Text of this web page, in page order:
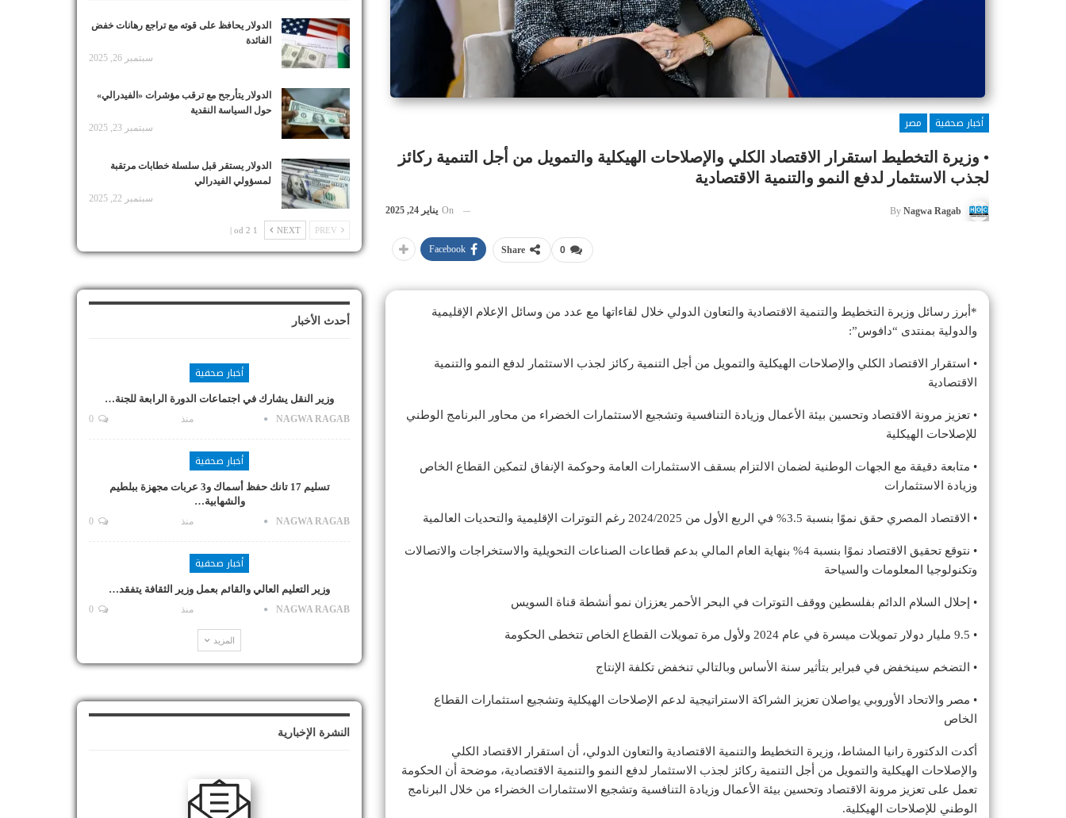
أخبار صحفية
مصر
• وزيرة التخطيط استقرار الاقتصاد الكلي والإصلاحات الهيكلية والتمويل من أجل التنمية ركائز
لجذب الاستثمار لدفع النمو والتنمية الاقتصادية
By Nagwa Ragab
On يناير 24, 2025
0
Share
Facebook
*أبرز رسائل وزيرة التخطيط والتنمية الاقتصادية والتعاون الدولي خلال لقاءاتها مع عدد من وسائل الإعلام الإقليمية
والدولية بمنتدى “دافوس”:
• استقرار الاقتصاد الكلي والإصلاحات الهيكلية والتمويل من أجل التنمية ركائز لجذب الاستثمار لدفع النمو والتنمية
الاقتصادية
• تعزيز مرونة الاقتصاد وتحسين بيئة الأعمال وزيادة التنافسية وتشجيع الاستثمارات الخضراء من محاور البرنامج الوطني
للإصلاحات الهيكلية
• متابعة دقيقة مع الجهات الوطنية لضمان الالتزام بسقف الاستثمارات العامة وحوكمة الإنفاق لتمكين القطاع الخاص
وزيادة الاستثمارات
• الاقتصاد المصري حقق نموًا بنسبة 3.5% في الربع الأول من 2024/2025 رغم التوترات الإقليمية والتحديات العالمية
• نتوقع تحقيق الاقتصاد نموًا بنسبة 4% بنهاية العام المالي بدعم قطاعات الصناعات التحويلية والاستخراجات والاتصالات
وتكنولوجيا المعلومات والسياحة
• إحلال السلام الدائم بفلسطين ووقف التوترات في البحر الأحمر يعززان نمو أنشطة قناة السويس
• 9.5 مليار دولار تمويلات ميسرة في عام 2024 ولأول مرة تمويلات القطاع الخاص تتخطى الحكومة
• التضخم سينخفض في فبراير بتأثير سنة الأساس وبالتالي تنخفض تكلفة الإنتاج
• مصر والاتحاد الأوروبي يواصلان تعزيز الشراكة الاستراتيجية لدعم الإصلاحات الهيكلية وتشجيع استثمارات القطاع
الخاص
أكدت الدكتورة رانيا المشاط، وزيرة التخطيط والتنمية الاقتصادية والتعاون الدولي، أن استقرار الاقتصاد الكلي
والإصلاحات الهيكلية والتمويل من أجل التنمية ركائز لجذب الاستثمار لدفع النمو والتنمية الاقتصادية، موضحة أن الحكومة
تعمل على تعزيز مرونة الاقتصاد وتحسين بيئة الأعمال وزيادة التنافسية وتشجيع الاستثمارات الخضراء من خلال البرنامج
الوطني للإصلاحات الهيكلية.
الدولار يحافظ على قوته مع تراجع رهانات خفض
الفائدة
سبتمبر 26, 2025
الدولار يتأرجح مع ترقب مؤشرات «الفيدرالي»
حول السياسة النقدية
سبتمبر 23, 2025
الدولار يستقر قبل سلسلة خطابات مرتقبة
لمسؤولي الفيدرالي
سبتمبر 22, 2025
NEXT
1 od 2 |
أحدث الأخبار
أخبار صحفية
وزير النقل يشارك في اجتماعات الدورة الرابعة للجنة…
NAGWA RAGAB منذ
أخبار صحفية
تسليم 17 تانك حفظ أسماك و3 عربات مجهزة ببلطيم
والشهابية…
NAGWA RAGAB منذ
أخبار صحفية
وزير التعليم العالي والقائم بعمل وزير الثقافة يتفقد…
NAGWA RAGAB منذ
المزيد
النشرة الإخبارية